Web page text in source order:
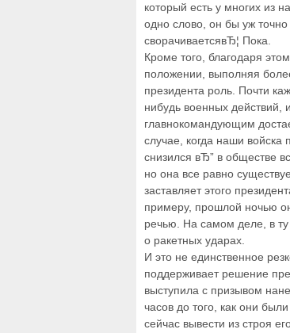
который есть у многих из
одно слово, он бы уж
сворачиваетсявЂ¦ Пока.
Кроме того, благодаря
положении, выполняя
президента роль. Почти
нибудь военных действий,
главнокомандующим
случае, когда наши войска
снизился вЂ” в обществе
но она все равно
заставляет этого
примеру, прошлой ночью
речью. На самом деле, в
о ракетных ударах.
И это не единственное
поддерживает решение
выступила с призывом
часов до того, как они
сейчас вывести из строя